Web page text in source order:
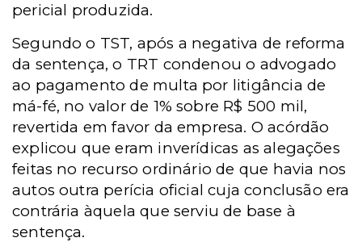
pericial produzida.
Segundo o TST, após a negativa de reforma
da sentença, o TRT condenou o advogado
ao pagamento de multa por litigância de
má-fé, no valor de 1% sobre R$ 500 mil,
revertida em favor da empresa. O acórdão
explicou que eram inverídicas as alegações
feitas no recurso ordinário de que havia nos
autos outra perícia oficial cuja conclusão era
contrária àquela que serviu de base à
sentença.